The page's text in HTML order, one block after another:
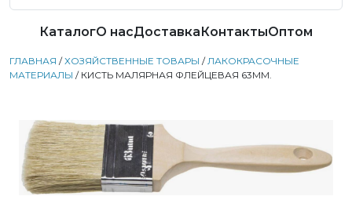
КаталогО насДоставкаКонтактыОптом
ГЛАВНАЯ /ХОЗЯЙСТВЕННЫЕ ТОВАРЫ /ЛАКОКРАСОЧНЫЕ
МАТЕРИАЛЫ / КИСТЬ МАЛЯРНАЯ ФЛЕЙЦЕВАЯ 63ММ.